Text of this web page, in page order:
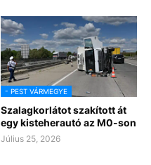
- PEST VÁRMEGYE
Szalagkorlátot szakított át
egy kisteherautó az M0-son
Július 25, 2026